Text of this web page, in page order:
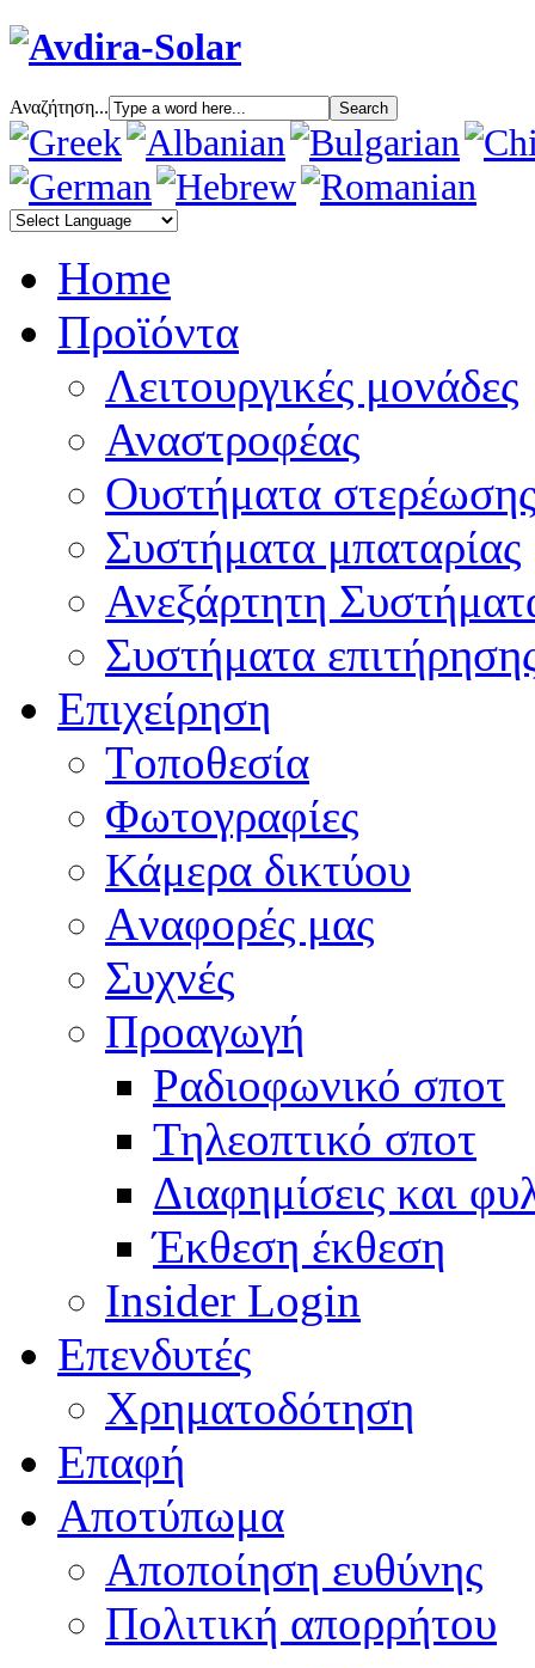
Αναζήτηση...
Home
Προϊόντα
Λειτουργικές μονάδες
Αναστροφέας
Oυστήματα στερέωσης
Συστήματα μπαταρίας
Ανεξάρτητη
Συστήματα
Επιχείρηση
Tοποθεσία
Φωτογραφίες
Κάμερα δικτύου
Aναφορές μας
Συχνές
Προαγωγή
Ραδιοφωνικό σποτ
Τηλεοπτικό σποτ
Διαφημίσεις και
Έκθεση έκθεση
Insider Login
Επενδυτές
Χρηματοδότηση
Eπαφή
Αποτύπωμα
Αποποίηση ευθύνης
Πολιτική απορρήτου